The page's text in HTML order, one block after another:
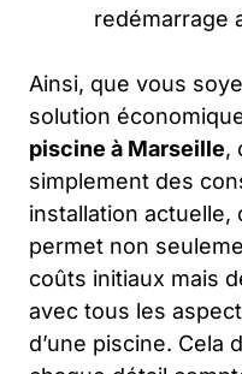
redémarrage
Ainsi, que vous
solution
piscine à Marseille,
simplement des
installation
permet non
coûts initiaux mais
avec tous les
d’une piscine. Cela